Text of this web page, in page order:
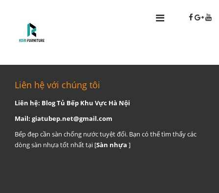
Liên hệ với chúng tôi
Liên hệ: Blog Tủ Bếp Khu Vực Hà Nội
Mail: giatubep.net@gmail.com
Bếp đẹp cần sàn chống nước tuyệt đối. Bạn có thể tìm thấy các
dòng sàn nhựa tốt nhất tại [Sàn nhựa ]